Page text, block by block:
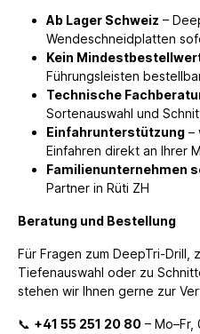
Ab Lager Schweiz –
Wendeschneidplatten
Kein
Führungsleisten
Technische
Sortenauswahl und
Einfahrunterstützung –
Einfahren direkt an Ihrer
Familienunternehmen
Partner in Rüti ZH
Beratung und Bestellung
Für Fragen zum DeepTri-Drill,
Tiefenauswahl oder zu
stehen wir Ihnen gerne zur
📞 +41 55 251 20 80 –